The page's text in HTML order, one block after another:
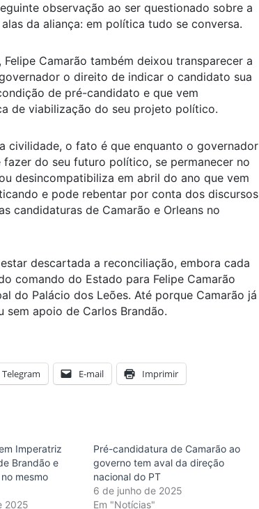
observação ao ser questionado sobre a
da aliança: em política tudo se conversa.
Camarão também deixou transparecer a
o direito de indicar o candidato sua
de pré-candidato e que vem
de viabilização do seu projeto político.
civilidade, o fato é que enquanto o governador
do seu futuro político, se permanecer no
desincompatibiliza em abril do ano que vem
e pode rebentar por conta dos discursos
candidaturas de Camarão e Orleans no
descartada a reconciliação, embora cada
comando do Estado para Felipe Camarão
do Palácio dos Leões. Até porque Camarão já
apoio de Carlos Brandão.
Telegram E-mail Imprimir
Imperatriz
Brandão e
mesmo
2025
Pré-candidatura de Camarão ao
governo tem aval da direção
nacional do PT
6 de junho de 2025
Em "Notícias"